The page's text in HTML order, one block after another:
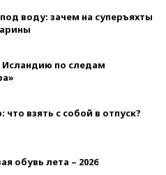
воду: зачем на суперъяхты
Исландию по следам
взять с собой в отпуск?
обувь лета – 2026